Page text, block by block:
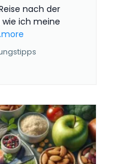
nach der
wie ich meine